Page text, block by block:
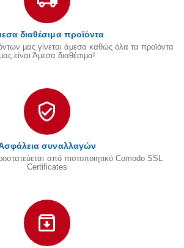
διαθέσιμα προϊόντα
μας γίνεται άμεσα καθώς όλα τα προϊόντα
μας είναι Άμεσα διαθέσιμα!
συναλλαγών
από πιστοποιητικό Comodo SSL
Certificates